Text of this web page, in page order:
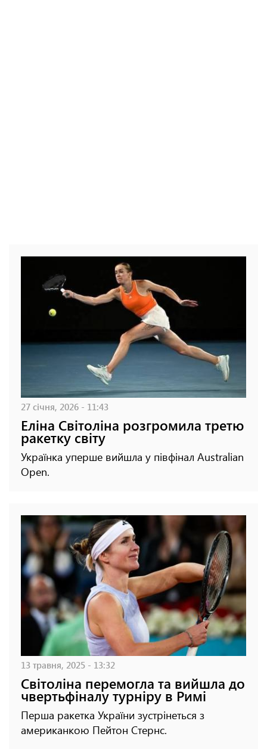
27 січня, 2026 - 11:43
Еліна Світоліна розгромила третю
ракетку світу
Українка уперше вийшла у півфінал Australian
Open.
13 травня, 2025 - 13:32
Світоліна перемогла та вийшла до
чвертьфіналу турніру в Римі
Перша ракетка України зустрінеться з
американкою Пейтон Стернс.